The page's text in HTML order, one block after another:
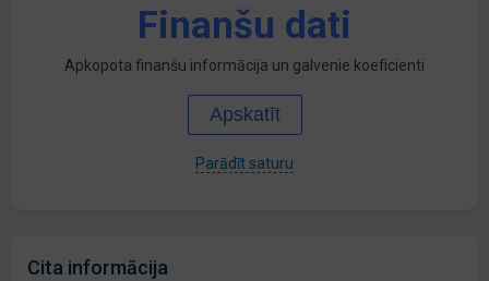
Finanšu dati
Apkopota finanšu informācija un galvenie koeficienti
Apskatīt
Parādīt saturu
Cita informācija